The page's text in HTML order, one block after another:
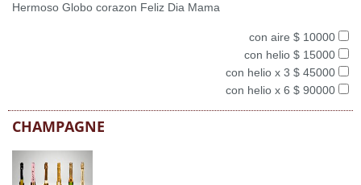
Hermoso Globo corazon Feliz Dia Mama
con aire $ 10000
con helio $ 15000
con helio x 3 $ 45000
con helio x 6 $ 90000
CHAMPAGNE